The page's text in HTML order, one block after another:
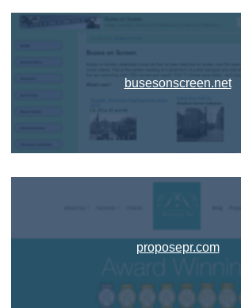
busesonscreen.net
proposepr.com